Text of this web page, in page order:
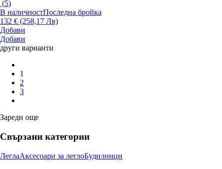
(5)
В наличностПоследна бройка
132 € (258,17 Лв)
Добави
Добави
други варианти
1
2
3
Зареди още
Свързани категории
ЛеглаАксесоари за леглоБудилници